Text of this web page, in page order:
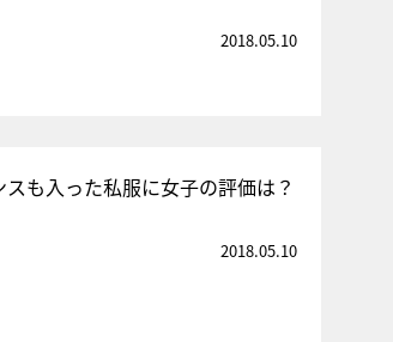
2018.05.10
も入った私服に女子の評価は？
2018.05.10